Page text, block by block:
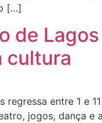
[…]
de
cultura
regressa entre 1 e
jogos, dança